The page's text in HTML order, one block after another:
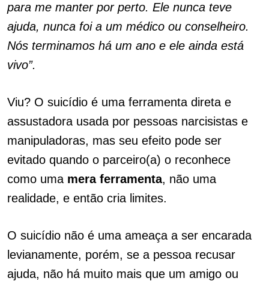
para me manter por perto. Ele nunca teve
ajuda, nunca foi a um médico ou conselheiro.
Nós terminamos há um ano e ele ainda está
vivo”.
Viu? O suicídio é uma ferramenta direta e
assustadora usada por pessoas narcisistas e
manipuladoras, mas seu efeito pode ser
evitado quando o parceiro(a) o reconhece
como uma mera ferramenta, não uma
realidade, e então cria limites.
O suicídio não é uma ameaça a ser encarada
levianamente, porém, se a pessoa recusar
ajuda, não há muito mais que um amigo ou